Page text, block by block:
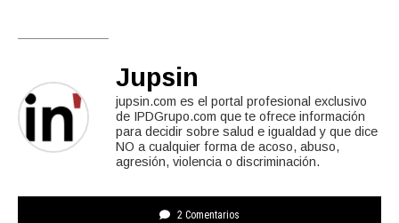
Jupsin
jupsin.com es el portal profesional exclusivo
de IPDGrupo.com que te ofrece información
para decidir sobre salud e igualdad y que dice
NO a cualquier forma de acoso, abuso,
agresión, violencia o discriminación.
2 Comentarios